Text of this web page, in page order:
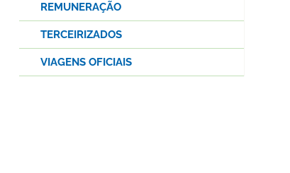
REMUNERAÇÃO
TERCEIRIZADOS
VIAGENS OFICIAIS